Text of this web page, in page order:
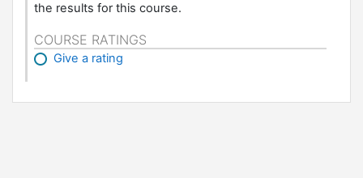
the results for this course.
COURSE RATINGS
Give a rating